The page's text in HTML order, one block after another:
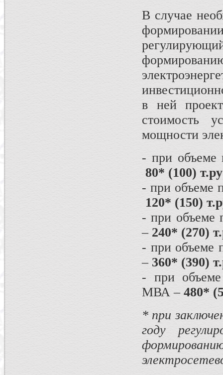
В случае
в ней
стоимость
мощности
- при
80* (100)
- при объеме
120* (150)
- при объеме
– 240* (270)
- при объеме
– 360* (390)
- при
МВА – 480*
* при
году